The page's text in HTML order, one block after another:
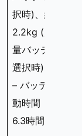
択時)、約
2.2kg (大容
量バッテリ
選択時)
– バッテリ駆
動時間：約
6.3時間